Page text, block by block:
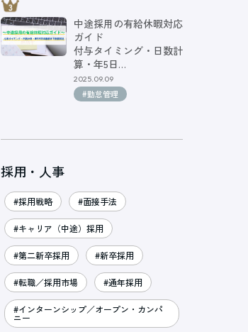
中途採用の有給休暇対応
ガイド
付与タイミング・日数計
算・年5日…
2025.09.09
#勤怠管理
採用・人事
#採用戦略 #面接手法
#キャリア（中途）採用
#第二新卒採用 #新卒採用
#転職／採用市場 #通年採用
#インターンシップ／オープン・カンパ
ニー